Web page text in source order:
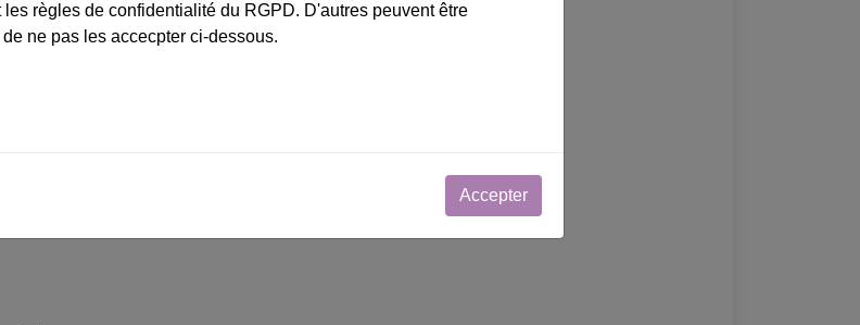
règles de confidentialité du RGPD. D'autres peuvent être
ne pas les accecpter ci-dessous.
Accepter